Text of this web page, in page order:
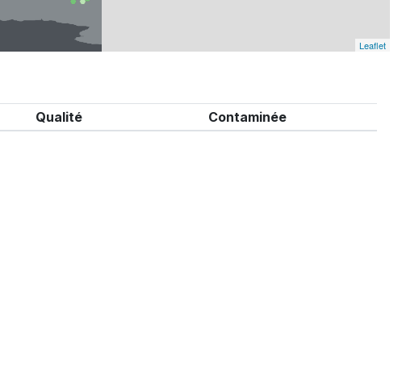
Leaflet
Qualité Contaminée